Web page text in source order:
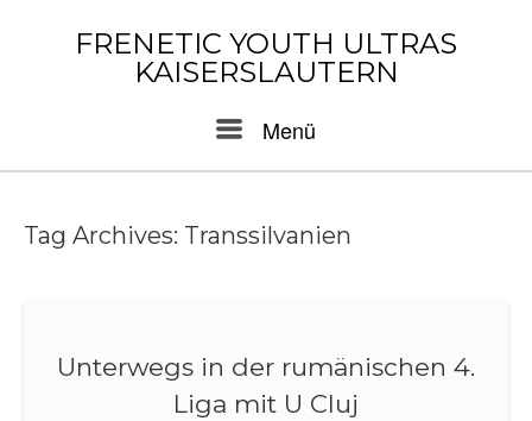
FRENETIC YOUTH ULTRAS
KAISERSLAUTERN
Menü
Tag Archives: Transsilvanien
Unterwegs in der rumänischen 4.
Liga mit U Cluj